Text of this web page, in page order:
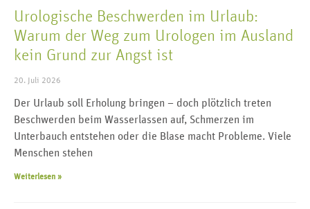
Urologische Beschwerden im Urlaub:
Warum der Weg zum Urologen im Ausland
kein Grund zur Angst ist
20. Juli 2026
Der Urlaub soll Erholung bringen – doch plötzlich treten
Beschwerden beim Wasserlassen auf, Schmerzen im
Unterbauch entstehen oder die Blase macht Probleme. Viele
Menschen stehen
Weiterlesen »